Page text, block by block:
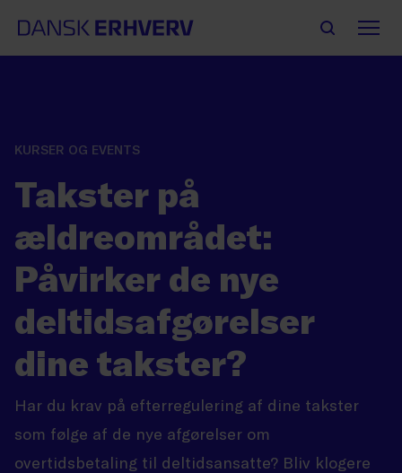
KURSER OG EVENTS
Takster på
ældreområdet:
Påvirker de nye
deltidsafgørelser
dine takster?
Har du krav på efterregulering af dine takster
som følge af de nye afgørelser om
overtidsbetaling til deltidsansatte? Bliv klogere